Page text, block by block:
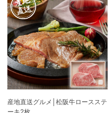
産地直送グルメ│松阪牛ロースステ